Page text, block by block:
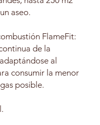
aseo.
FlameFit:
de la
al
consumir la menor
posible.